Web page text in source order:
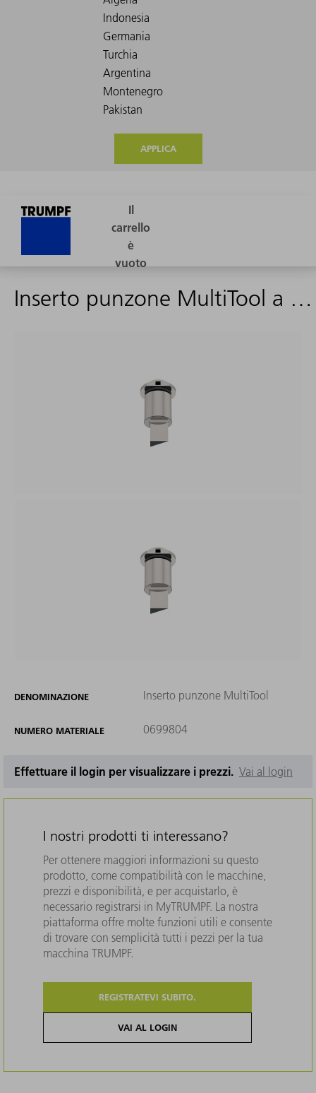
APPLICA
Inserto punzone MultiTool a 10 stazioni (forma 21)
DENOMINAZIONE Inserto punzone MultiTool
NUMERO MATERIALE 0699804
Effettuare il login per visualizzare i prezzi. Vai al login
I nostri prodotti ti interessano?
Per ottenere maggiori informazioni su questo
prodotto, come compatibilità con le macchine,
prezzi e disponibilità, e per acquistarlo, è
necessario registrarsi in MyTRUMPF. La nostra
piattaforma offre molte funzioni utili e consente
di trovare con semplicità tutti i pezzi per la tua
macchina TRUMPF.
REGISTRATEVI SUBITO.
VAI AL LOGIN